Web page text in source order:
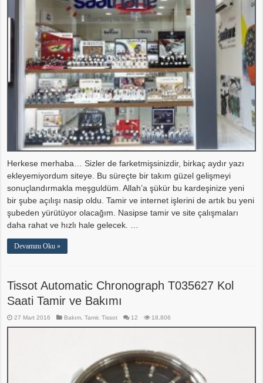
Herkese merhaba… Sizler de farketmişsinizdir, birkaç aydır yazı
ekleyemiyordum siteye. Bu süreçte bir takım güzel gelişmeyi
sonuçlandırmakla meşguldüm. Allah’a şükür bu kardeşinize yeni
bir şube açılışı nasip oldu. Tamir ve internet işlerini de artık bu yeni
şubeden yürütüyor olacağım. Nasipse tamir ve site çalışmaları
daha rahat ve hızlı hale gelecek. …
Devamını Oku »
Tissot Automatic Chronograph T035627 Kol
Saati Tamir ve Bakımı
27 Mart 2016 Bakım,Tamir,Tissot 12 18,806